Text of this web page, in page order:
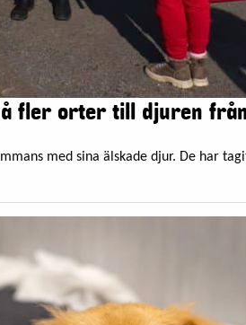
fler orter till djuren
med sina älskade djur. De har